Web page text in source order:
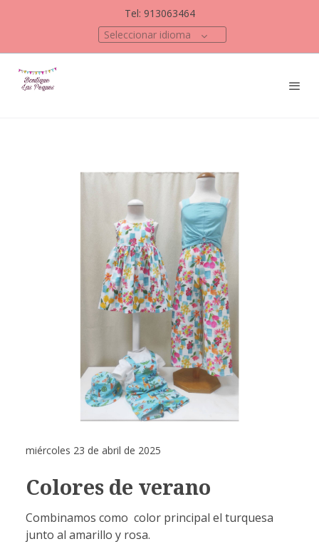
Tel: 913063464
Seleccionar idioma
miércoles 23 de abril de 2025
Colores de verano
Combinamos como color principal el turquesa
junto al amarillo y rosa.